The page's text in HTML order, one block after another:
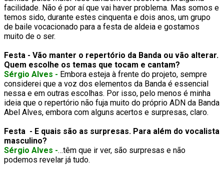
facilidade. Não é por aí que vai haver problema. Mas somos e
temos sido, durante estes cinquenta e dois anos, um grupo
de baile vocacionado para a festa de aldeia e gostamos
muito de o ser.
Festa - Vão manter o repertório da Banda ou vão alterar.
Quem escolhe os temas que tocam e cantam?
Sérgio Alves - Embora esteja à frente do projeto, sempre
considerei que a voz dos elementos da Banda é essencial
nessa e em outras escolhas. Por isso, pelo menos é minha
ideia que o repertório não fuja muito do próprio ADN da Banda
Abel Alves, embora com alguns acertos e surpresas, claro.
Festa - E quais são as surpresas. Para além do vocalista
masculino?
Sérgio Alves -…têm que ir ver, são surpresas e não
podemos revelar já tudo.